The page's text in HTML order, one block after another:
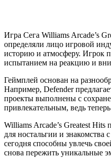
Игра Сега Williams Arcade’s
определяли лицо игровой
историю и атмосферу. Игрок
испытанием на реакцию и
Геймплей основан на
Например, Defender
проекты выполнены с
привлекательным, ведь
Williams Arcade’s Greatest
для ностальгии и знакомства
сегодня способны увлечь
снова пережить уникальные